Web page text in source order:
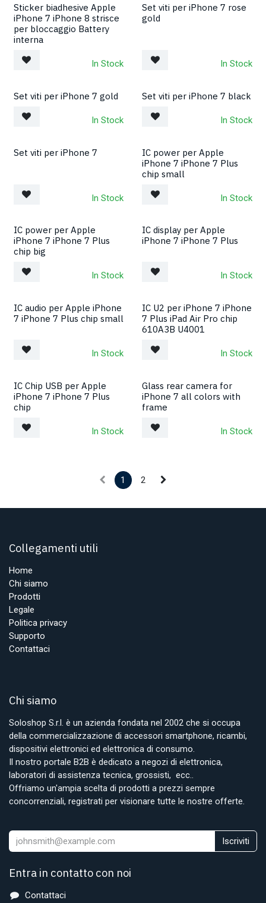
Sticker biadhesive Apple
iPhone 7 iPhone 8 strisce
per bloccaggio Battery
interna
In Stock
Set viti per iPhone 7 rose
gold
In Stock
Set viti per iPhone 7 gold
In Stock
Set viti per iPhone 7 black
In Stock
Set viti per iPhone 7
In Stock
IC power per Apple
iPhone 7 iPhone 7 Plus
chip small
In Stock
IC power per Apple
iPhone 7 iPhone 7 Plus
chip big
In Stock
IC display per Apple
iPhone 7 iPhone 7 Plus
In Stock
IC audio per Apple iPhone
7 iPhone 7 Plus chip small
In Stock
IC U2 per iPhone 7 iPhone
7 Plus iPad Air Pro chip
610A3B U4001
In Stock
IC Chip USB per Apple
iPhone 7 iPhone 7 Plus
chip
In Stock
Glass rear camera for
iPhone 7 all colors with
frame
In Stock
1 2
Collegamenti utili
Home
Chi siamo
Prodotti
Legale
Politica privacy
Supporto
Contattaci
Chi siamo
Soloshop S.r.l. è un azienda fondata nel 2002 che si occupa
della commercializzazione di accessori smartphone, ricambi,
dispositivi elettronici ed elettronica di consumo.
Il nostro portale B2B è dedicato a negozi di elettronica,
laboratori di assistenza tecnica, grossisti, ecc..
Offriamo un'ampia scelta di prodotti a prezzi sempre
concorrenziali, registrati per visionare tutte le nostre offerte.
Iscriviti
Entra in contatto con noi
Contattaci